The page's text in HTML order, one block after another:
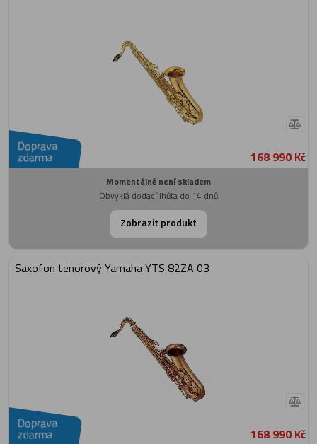
Doprava
zdarma 168 990 Kč
Momentálně není skladem
Obvyklá dodací lhůta do 14 dnů
Zobrazit produkt
Saxofon tenorový Yamaha YTS 82ZA 03
Doprava
zdarma 168 990 Kč